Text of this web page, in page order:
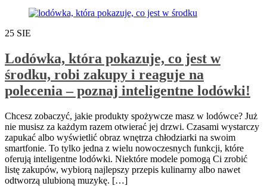
25 SIE
Lodówka, która pokazuje, co jest w
środku, robi zakupy i reaguje na
polecenia – poznaj inteligentne lodówki!
Chcesz zobaczyć, jakie produkty spożywcze masz w lodówce? Już
nie musisz za każdym razem otwierać jej drzwi. Czasami wystarczy
zapukać albo wyświetlić obraz wnętrza chłodziarki na swoim
smartfonie. To tylko jedna z wielu nowoczesnych funkcji, które
oferują inteligentne lodówki. Niektóre modele pomogą Ci zrobić
listę zakupów, wybiorą najlepszy przepis kulinarny albo nawet
odtworzą ulubioną muzykę. […]